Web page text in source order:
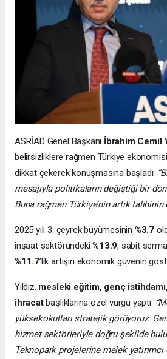
ASRİAD Genel Başkanı İbrahim Cemil
belirsizliklere rağmen Türkiye
dikkat çekerek konuşmasına başladı:
mesajıyla politikaların değiştiği bir
Buna rağmen Türkiye’nin artık talihinin
2025 yılı 3. çeyrek büyümesinin %3.7
inşaat sektöründeki%13.9, sabit
%11.7’lik artışın ekonomik güvenin
Yıldız, mesleki eğitim, genç
ihracatbaşlıklarına özel vurgu yaptı:
yüksekokulları stratejik görüyoruz.
hizmet sektörleriyle doğru şekilde
Teknopark projelerine melek